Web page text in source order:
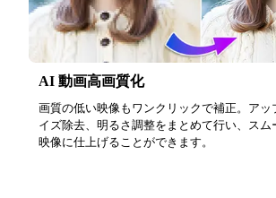
AI 動画高画質化
画質の低い映像もワンクリックで補正。アッ
イズ除去、明るさ調整をまとめて行い、スム
映像に仕上げることができます。